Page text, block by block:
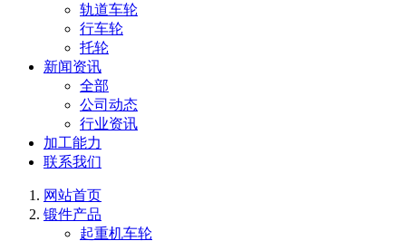
轨道车轮
行车轮
托轮
新闻资讯
全部
公司动态
行业资讯
加工能力
联系我们
网站首页
锻件产品
起重机车轮